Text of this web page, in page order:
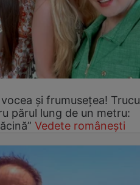
și frumusețea!
părul lung de un metru:
Vedete românești